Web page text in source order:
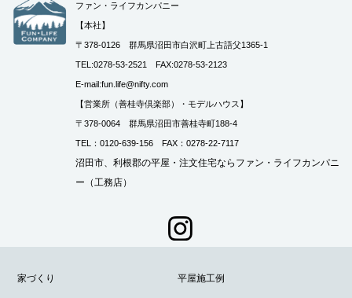
ファン・ライフカンパニー
【本社】
〒378-0126 群馬県沼田市白沢町上古語父1365-1
TEL:0278-53-2521 FAX:0278-53-2123
E-mail:fun.life@nifty.com
【営業所（善桂寺倶楽部）・モデルハウス】
〒378-0064 群馬県沼田市善桂寺町188-4
TEL：0120-639-156 FAX：0278-22-7117
沼田市、利根郡の平屋・注文住宅ならファン・ライフカンパニ
ー（工務店）
家づくり 平屋施工例